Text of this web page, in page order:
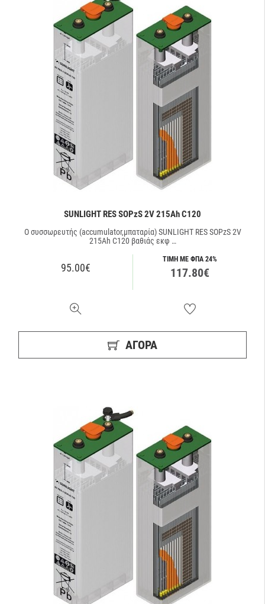
μπαταρίες σε άμεση διαθεσιμότητα.
Δείτε προσφορές καιτιμές για αυτόνομα φωτοβολταϊκά
με μπαταρίες Sunlight sopzs.
SUNLIGHT RES SOPzS 2V 215Ah C120
Ο συσσωρευτής (accumulator,μπαταρία) SUNLIGHT RES SOPzS 2V
215Ah C120 βαθιάς εκφ …
95.00€
ΤΙΜΗ ΜΕ ΦΠΑ 24%
117.80€
ΑΓΟΡΑ